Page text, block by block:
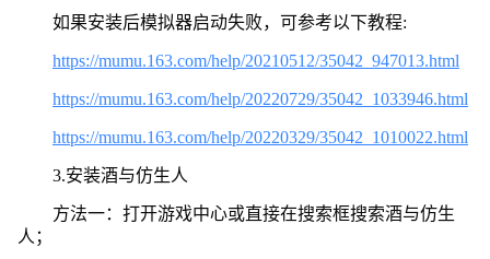
如果安装后模拟器启动失败，可参考以下教程:
https://mumu.163.com/help/20210512/35042_947013.html
https://mumu.163.com/help/20220729/35042_1033946.html
https://mumu.163.com/help/20220329/35042_1010022.html
3.安装酒与仿生人
方法一：打开游戏中心或直接在搜索框搜索酒与仿生
人；